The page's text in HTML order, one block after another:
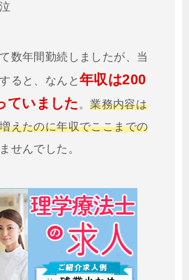
数年間勤続しましたが、当
ると、なんと年収は200
ていました 。業務内容は
えたのに年収でここまでの
せんでした。